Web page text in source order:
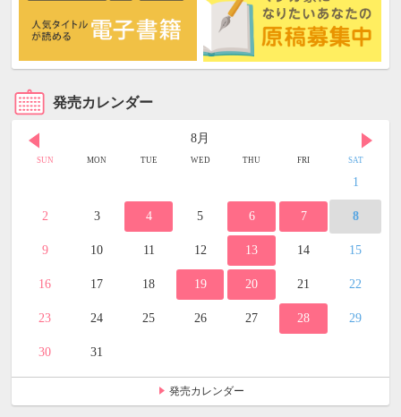
発売カレンダー
8月
SUN MON TUE WED THU FRI SAT
1
2 3 4 5 6 7 8
9 10 11 12 13 14 15
16 17 18 19 20 21 22
23 24 25 26 27 28 29
30 31
発売カレンダー